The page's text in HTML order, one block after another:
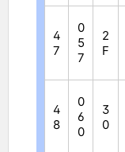
4
7
0
5
7
2
F
4
8
0
6
0
3
0